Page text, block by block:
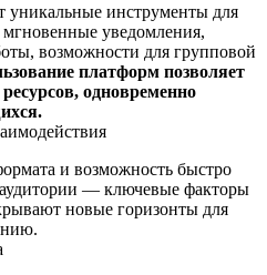
уникальные инструменты для
мгновенные уведомления,
возможности для групповой
платформ позволяет
одновременно
и возможность быстро
аудитории — ключевые факторы
новые горизонты для